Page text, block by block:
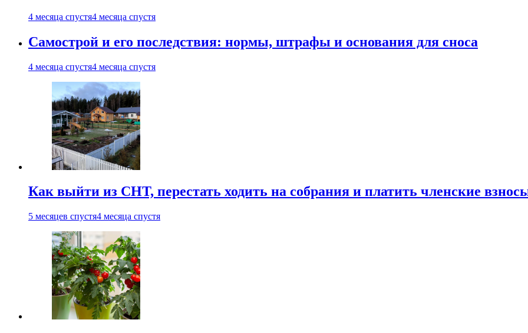
4 месяца спустя4 месяца спустя
Самострой и его последствия: нормы, штрафы и основания для сноса
4 месяца спустя4 месяца спустя
Как выйти из СНТ, перестать ходить на собрания и платить членские
5 месяцев спустя4 месяца спустя